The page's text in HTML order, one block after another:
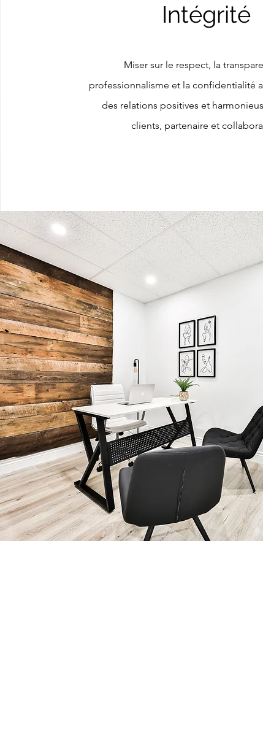
Intégrité
Miser sur le respect, la
professionnalisme et la confidentialité
des relations positives et
clients, partenaire et